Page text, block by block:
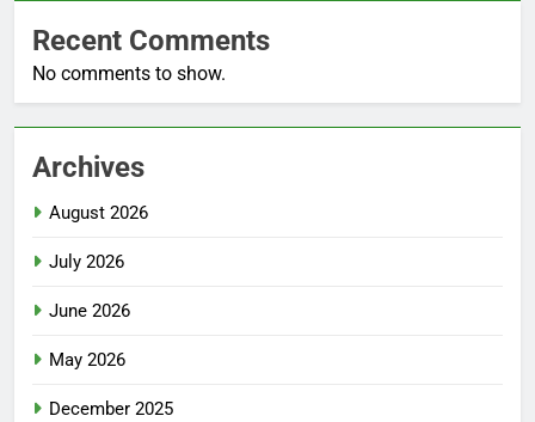
Recent Comments
No comments to show.
Archives
August 2026
July 2026
June 2026
May 2026
December 2025